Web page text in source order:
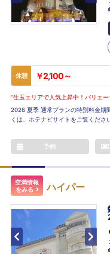
休憩 ￥2,100～
"生玉エリアで人気上昇中！バリエ
2026 夏季 通常プランの特別料金期
くは、ホテナビサイトをご覧くださ
予約
空満情報
をみる
ハイパー